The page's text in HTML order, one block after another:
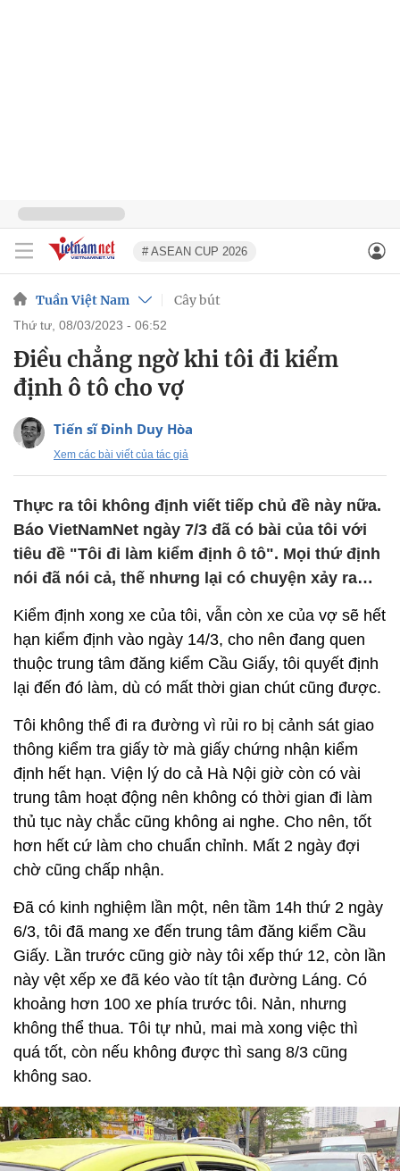
# ASEAN CUP 2026
Tuần Việt Nam Cây bút
thứ tư, 08/03/2023 - 06:52
Điều chẳng ngờ khi tôi đi kiểm
định ô tô cho vợ
Tiến sĩ Đinh Duy Hòa
Xem các bài viết của tác giả
Thực ra tôi không định viết tiếp chủ đề này nữa.
Báo VietNamNet ngày 7/3 đã có bài của tôi với
tiêu đề "Tôi đi làm kiểm định ô tô". Mọi thứ định
nói đã nói cả, thế nhưng lại có chuyện xảy ra…
Kiểm định xong xe của tôi, vẫn còn xe của vợ sẽ hết
hạn kiểm định vào ngày 14/3, cho nên đang quen
thuộc trung tâm đăng kiểm Cầu Giấy, tôi quyết định
lại đến đó làm, dù có mất thời gian chút cũng được.
Tôi không thể đi ra đường vì rủi ro bị cảnh sát giao
thông kiểm tra giấy tờ mà giấy chứng nhận kiểm
định hết hạn. Viện lý do cả Hà Nội giờ còn có vài
trung tâm hoạt động nên không có thời gian đi làm
thủ tục này chắc cũng không ai nghe. Cho nên, tốt
hơn hết cứ làm cho chuẩn chỉnh. Mất 2 ngày đợi
chờ cũng chấp nhận.
Đã có kinh nghiệm lần một, nên tầm 14h thứ 2 ngày
6/3, tôi đã mang xe đến trung tâm đăng kiểm Cầu
Giấy. Lần trước cũng giờ này tôi xếp thứ 12, còn lần
này vệt xếp xe đã kéo vào tít tận đường Láng. Có
khoảng hơn 100 xe phía trước tôi. Nản, nhưng
không thể thua. Tôi tự nhủ, mai mà xong việc thì
quá tốt, còn nếu không được thì sang 8/3 cũng
không sao.